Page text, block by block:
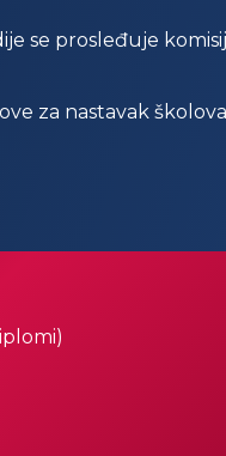
se prosleđuje
za nastavak